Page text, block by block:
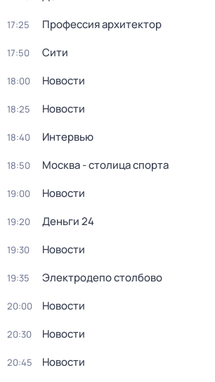
17:25 Профессия архитектор
17:50 Сити
18:00 Новости
18:25 Новости
18:40 Интервью
18:50 Москва - столица спорта
19:00 Новости
19:20 Деньги 24
19:30 Новости
19:35 Электродепо столбово
20:00 Новости
20:30 Новости
20:45 Новости